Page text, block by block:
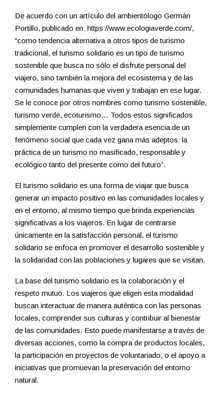
De acuerdo con un artículo del ambientólogo Germán
Portillo, publicado en: https://www.ecologiaverde.com/,
“como tendencia alternativa a otros tipos de turismo
tradicional, el turismo solidario es un tipo de turismo
sostenible que busca no sólo el disfrute personal del
viajero, sino también la mejora del ecosistema y de las
comunidades humanas que viven y trabajan en ese lugar.
Se le conoce por otros nombres como turismo sostenible,
turismo verde, ecoturismo… Todos estos significados
simplemente cumplen con la verdadera esencia de un
fenómeno social que cada vez gana más adeptos: la
práctica de un turismo no masificado, responsable y
ecológico tanto del presente como del futuro”.
El turismo solidario es una forma de viajar que busca
generar un impacto positivo en las comunidades locales y
en el entorno, al mismo tiempo que brinda experiencias
significativas a los viajeros. En lugar de centrarse
únicamente en la satisfacción personal, el turismo
solidario se enfoca en promover el desarrollo sostenible y
la solidaridad con las poblaciones y lugares que se visitan.
La base del turismo solidario es la colaboración y el
respeto mutuo. Los viajeros que eligen esta modalidad
buscan interactuar de manera auténtica con las personas
locales, comprender sus culturas y contribuir al bienestar
de las comunidades. Esto puede manifestarse a través de
diversas acciones, como la compra de productos locales,
la participación en proyectos de voluntariado, o el apoyo a
iniciativas que promuevan la preservación del entorno
natural.